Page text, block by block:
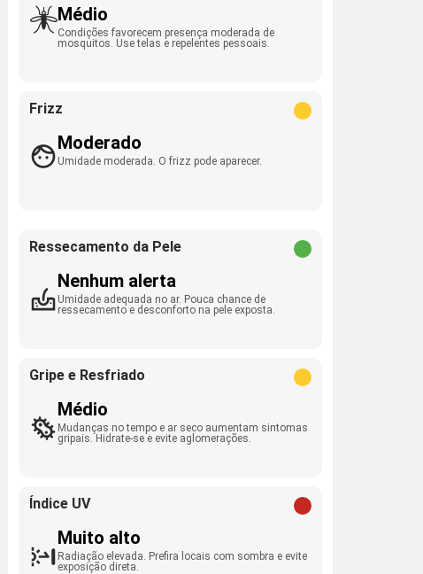
Médio
Condições favorecem presença moderada de
mosquitos. Use telas e repelentes pessoais.
Frizz
Moderado
Umidade moderada. O frizz pode aparecer.
Ressecamento da Pele
Nenhum alerta
Umidade adequada no ar. Pouca chance de
ressecamento e desconforto na pele exposta.
Gripe e Resfriado
Médio
Mudanças no tempo e ar seco aumentam sintomas
gripais. Hidrate-se e evite aglomerações.
Índice UV
Muito alto
Radiação elevada. Prefira locais com sombra e evite
exposição direta.